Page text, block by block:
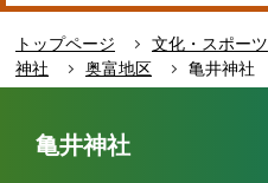
す
トップページ 文化・スポーツ
神社
奥富地区
亀井神社
亀井神社